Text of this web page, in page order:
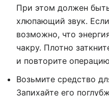
При этом должен
хлюпающий звук.
возможно, что
чакру. Плотно
и повторите
Возьмите средство
Запихайте его